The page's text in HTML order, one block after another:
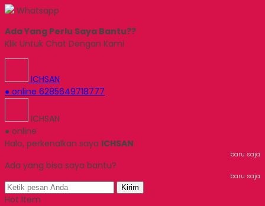
Whatsapp
Ada Yang Perlu Saya Bantu??
Klik Untuk Chat Dengan Kami
ICHSAN
● online 6285649718777
ICHSAN
● online
Halo, perkenalkan saya ICHSAN
baru saja
Ada yang bisa saya bantu?
baru saja
Kirim
Hot Item